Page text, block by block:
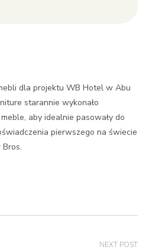
dla projektu WB Hotel w Abu
starannie wykonało
aby idealnie pasowały do
pierwszego na świecie
NEXT POST